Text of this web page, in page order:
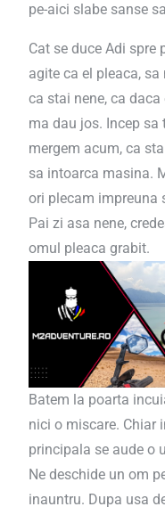
pe-aici slabe sanse
Cat se duce Adi
agite ca el pleaca,
ca stai nene, ca
ma dau jos. Incep sa
mergem acum, ca
sa intoarca masina.
ori plecam impreuna
Pai zi asa nene,
omul pleaca grabit.
Batem la poarta
nici o miscare. Chiar
principala se aude o
Ne deschide un om
inauntru. Dupa usa